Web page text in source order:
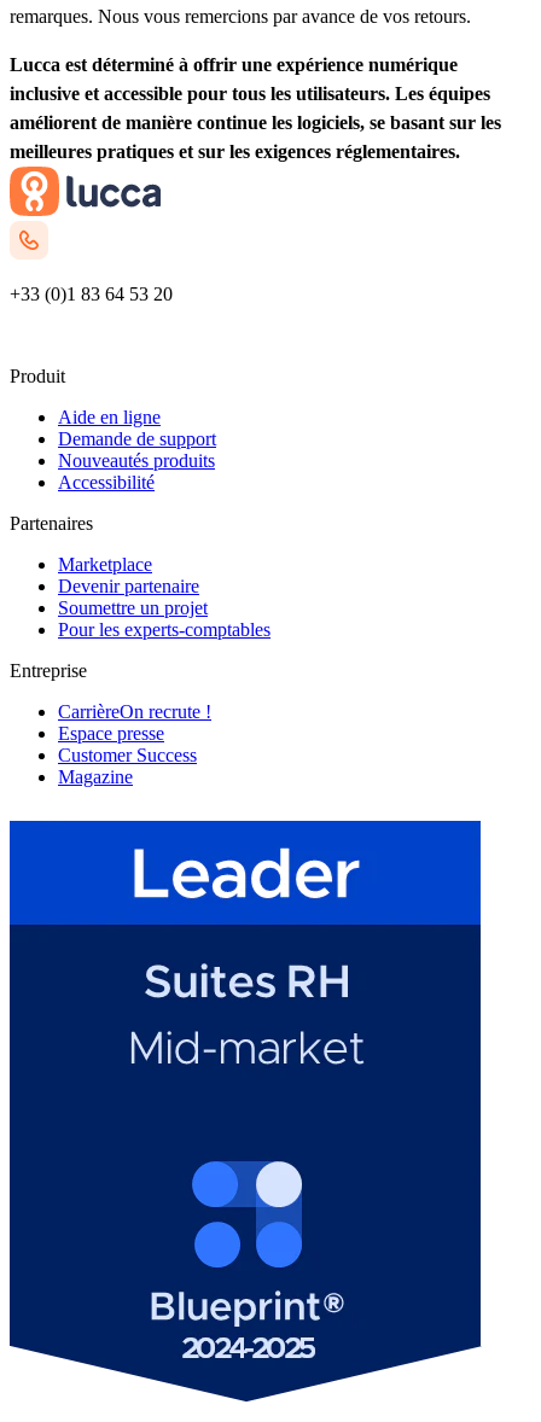
remarques. Nous vous remercions par avance de vos retours.
Lucca est déterminé à offrir une expérience numérique
inclusive et accessible pour tous les utilisateurs. Les équipes
améliorent de manière continue les logiciels, se basant sur les
meilleures pratiques et sur les exigences réglementaires.
+33 (0)1 83 64 53 20
Produit
Aide en ligne
Demande de support
Nouveautés produits
Accessibilité
Partenaires
Marketplace
Devenir partenaire
Soumettre un projet
Pour les experts-comptables
Entreprise
CarrièreOn recrute !
Espace presse
Customer Success
Magazine